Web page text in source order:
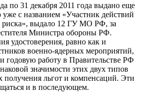
по 31 декабря 2011 года выдано еще
уже с названием «Участник действий
риска», выдало 12 ГУ МО РФ, за
Министра обороны РФ.
удостоверения, равно как и
военно-ядерных мероприятий,
годовую работу в Правительстве РФ
значимости этих двух типов
получения льгот и компенсаций. Эти
и в последующем.